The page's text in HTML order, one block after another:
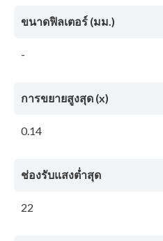
ขนาดฟิลเตอร์ (มม.)
-
การขยายสูงสุด (x)
0.14
ช่องรับแสงต่ำสุด
22